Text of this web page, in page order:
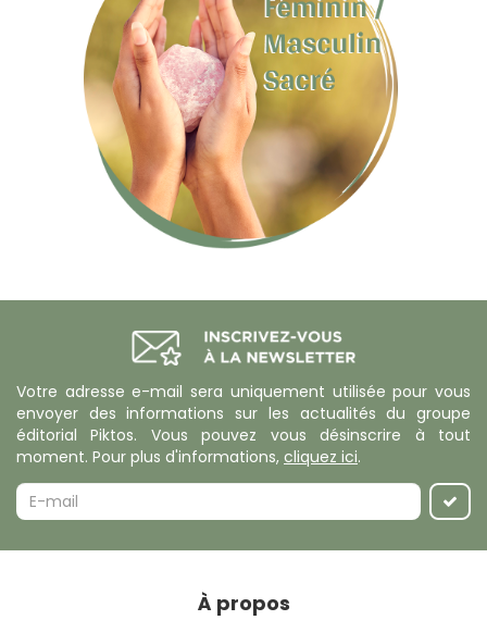
Votre adresse e-mail sera uniquement utilisée pour vous
envoyer des informations sur les actualités du groupe
éditorial Piktos. Vous pouvez vous désinscrire à tout
moment. Pour plus d'informations, cliquez ici.
À propos